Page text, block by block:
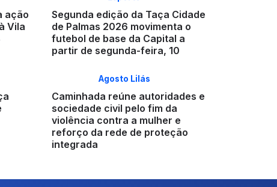
ação
Vila
Segunda edição da Taça Cidade
de Palmas 2026 movimenta o
futebol de base da Capital a
partir de segunda-feira, 10
Agosto Lilás
Caminhada reúne autoridades e
sociedade civil pelo fim da
violência contra a mulher e
reforço da rede de proteção
integrada